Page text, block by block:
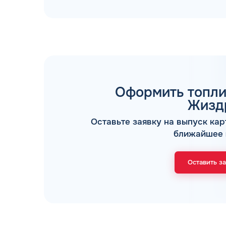
Оформить
Оставьте заявку на выпуск
ближайшее
Оставить
ТОПЛИВНЫЕ
Мы свяжемся с